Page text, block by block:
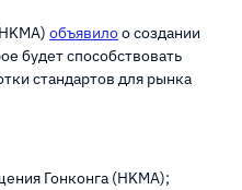
объявилоо создании
будет способствовать
стандартов для рынка
Гонконга (HKMA);